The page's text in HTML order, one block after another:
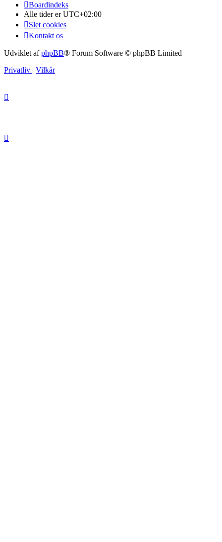
Boardindeks
Alle tider erUTC+02:00
Slet cookies
Kontakt os
Udviklet afphpBB® Forum Software © phpBB Limited
Privatliv
Vilkår